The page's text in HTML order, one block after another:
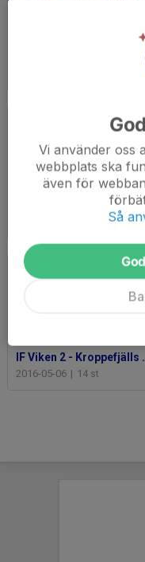
Eds FF 2 - Kroppefjälls IF
IF
2016-05-06 | 14 st
Vi använder oss
webbplats ska
även för
Så